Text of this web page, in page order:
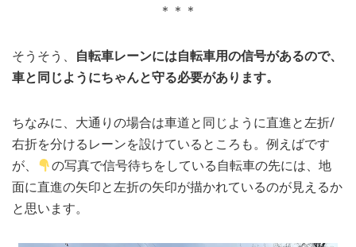
＊＊＊
そうそう、 自転車レーンには自転車用の信号があるので、
車と同じようにちゃんと守る必要があります。
ちなみに、大通りの場合は車道と同じように直進と左折/
右折を分けるレーンを設けているところも。例えばです
が、
の写真で信号待ちをしている自転車の先には、地
面に直進の矢印と左折の矢印が描かれているのが見えるか
と思います。